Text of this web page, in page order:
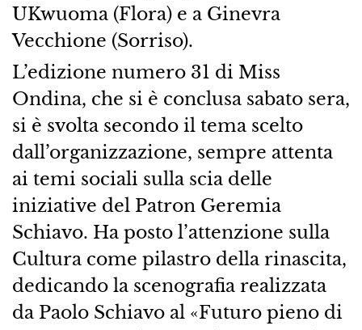
UKwuoma (Flora) e a Ginevra
Vecchione (Sorriso).
L’edizione numero 31 di Miss
Ondina, che si è conclusa sabato sera,
si è svolta secondo il tema scelto
dall’organizzazione, sempre attenta
ai temi sociali sulla scia delle
iniziative del Patron Geremia
Schiavo. Ha posto l’attenzione sulla
Cultura come pilastro della rinascita,
dedicando la scenografia realizzata
da Paolo Schiavo al «Futuro pieno di